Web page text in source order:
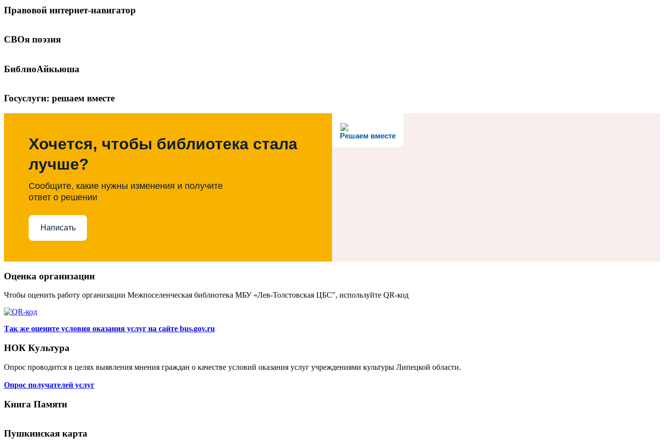
Правовой интернет-навигатор
СВОя поэзия
БиблиоАйкьюша
Госуслуги: решаем вместе
Решаем вместе
Хочется, чтобы библиотека стала
лучше?
Сообщите, какие нужны изменения и получите
ответ о решении
Написать
Оценка организации
Чтобы оценить работу организации Межпоселенческая библиотека МБУ «Лев-Толстовская ЦБС", используйте QR-код
Так же оцените условия оказания услуг на сайте bus.gov.ru
НОК Культура
Опрос проводится в целях выявления мнения граждан о качестве условий оказания услуг учреждениями культуры Липецкой области.
Опрос получателей услуг
Книга Памяти
Пушкинская карта